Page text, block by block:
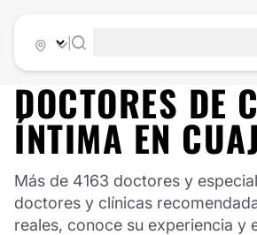
DOCTORES DE
ÍNTIMA EN
Más de 4163 doctores y
doctores y clínicas
reales, conoce su experiencia y